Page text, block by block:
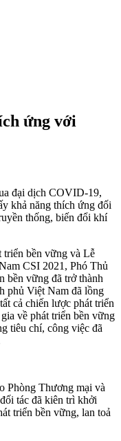
ứng với
đại dịch COVID-19,
khả năng thích ứng đối
thống, biến đổi khí
triển bền vững và Lễ
CSI 2021, Phó Thủ
bền vững đã trở thành
phủ Việt Nam đã lồng
cả chiến lược phát triển
về phát triển bền vững
tiêu chí, công việc đã
Phòng Thương mại và
tác đã kiên trì khởi
triển bền vững, lan toả